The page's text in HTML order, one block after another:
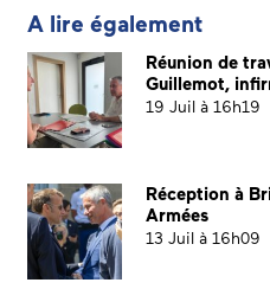
A lire également
Réunion de
Guillemot,
19 Juil à 16h19
Réception à
Armées
13 Juil à 16h09